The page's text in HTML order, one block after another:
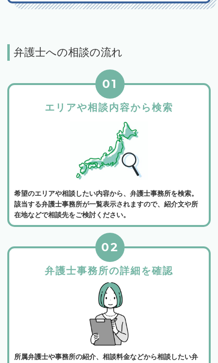
弁護士への相談の流れ
エリアや相談内容から検索
01
希望のエリアや相談したい内容から、弁護士事務所を検索。
該当する弁護士事務所が一覧表示されますので、紹介文や所
在地などで相談先をご検討ください。
弁護士事務所の詳細を確認
02
所属弁護士や事務所の紹介、相談料金などから相談したい弁